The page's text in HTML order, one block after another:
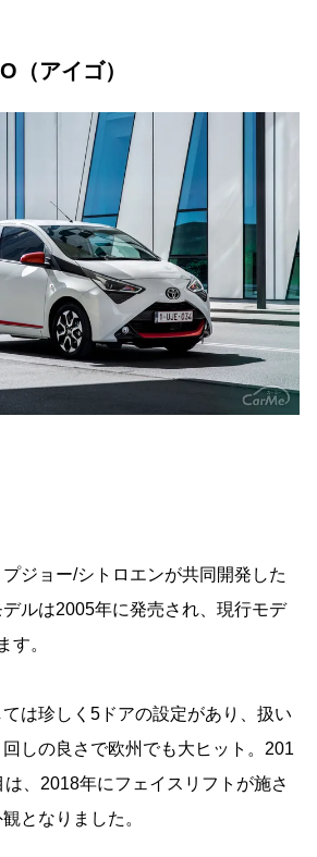
（アイゴ）
ジョー/シトロエンが共同開発した
ルは2005年に発売され、現行モデ
す。
は珍しく5ドアの設定があり、扱い
しの良さで欧州でも大ヒット。201
、2018年にフェイスリフトが施さ
となりました。